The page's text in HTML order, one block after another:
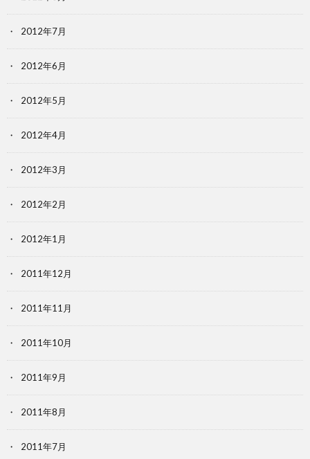
2012年7月
2012年6月
2012年5月
2012年4月
2012年3月
2012年2月
2012年1月
2011年12月
2011年11月
2011年10月
2011年9月
2011年8月
2011年7月